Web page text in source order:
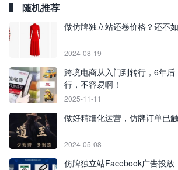
随机推荐
做仿牌独立站还卷价格？还不
2024-08-19
跨境电商从入门到转行，6年后
行，不容易啊！
2025-11-11
做好精细化运营，仿牌订单已
2024-05-08
仿牌独立站Facebook广告投放